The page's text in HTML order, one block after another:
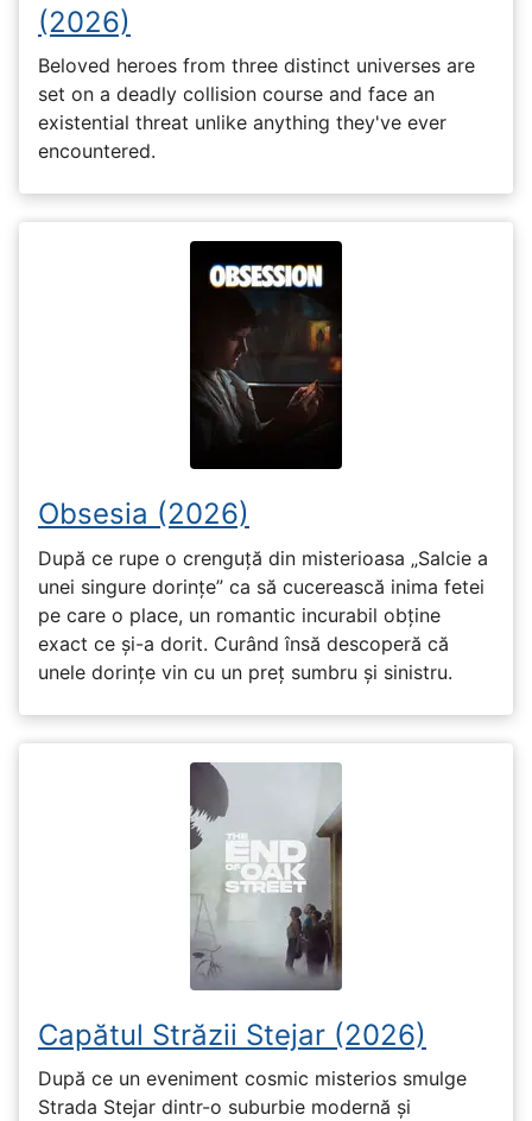
(2026)
Beloved heroes from three distinct universes are
set on a deadly collision course and face an
existential threat unlike anything they've ever
encountered.
Obsesia (2026)
După ce rupe o crenguță din misterioasa „Salcie a
unei singure dorințe” ca să cucerească inima fetei
pe care o place, un romantic incurabil obține
exact ce și-a dorit. Curând însă descoperă că
unele dorințe vin cu un preț sumbru și sinistru.
Capătul Străzii Stejar (2026)
După ce un eveniment cosmic misterios smulge
Strada Stejar dintr-o suburbie modernă și